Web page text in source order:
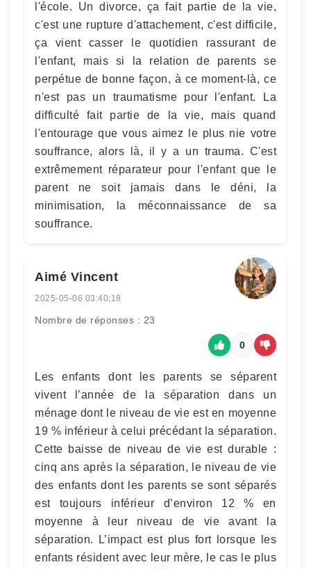
l'école. Un divorce, ça fait partie de la vie,
c'est une rupture d'attachement, c'est difficile,
ça vient casser le quotidien rassurant de
l'enfant, mais si la relation de parents se
perpétue de bonne façon, à ce moment-là, ce
n'est pas un traumatisme pour l'enfant. La
difficulté fait partie de la vie, mais quand
l'entourage que vous aimez le plus nie votre
souffrance, alors là, il y a un trauma. C'est
extrêmement réparateur pour l'enfant que le
parent ne soit jamais dans le déni, la
minimisation, la méconnaissance de sa
souffrance.
Aimé Vincent
2025-05-06 03:40:18
Nombre de réponses : 23
0
Les enfants dont les parents se séparent
vivent l’année de la séparation dans un
ménage dont le niveau de vie est en moyenne
19 % inférieur à celui précédant la séparation.
Cette baisse de niveau de vie est durable :
cinq ans après la séparation, le niveau de vie
des enfants dont les parents se sont séparés
est toujours inférieur d’environ 12 % en
moyenne à leur niveau de vie avant la
séparation. L’impact est plus fort lorsque les
enfants résident avec leur mère, le cas le plus